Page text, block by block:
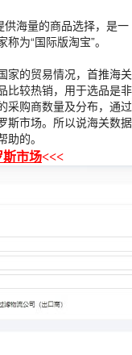
海量的商品选择，是一
为“国际版淘宝”。
家的贸易情况，首推海关
比较热销，用于选品是非
采购商数量及分布，通过
斯市场。所以说海关数据
的。
斯市场<<<